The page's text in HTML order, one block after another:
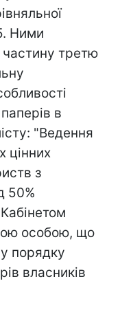
Ними
третю
в
"Ведення
цінних
з
50%
особою, що
порядку
власників